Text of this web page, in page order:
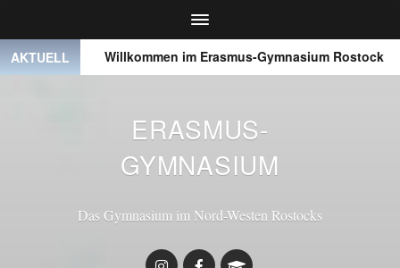
AKTUELL
● ● Willkommen im Erasmus-Gymnasium Rostock
ERASMUS-
GYMNASIUM
Das Gymnasium im Nord-Westen Rostocks